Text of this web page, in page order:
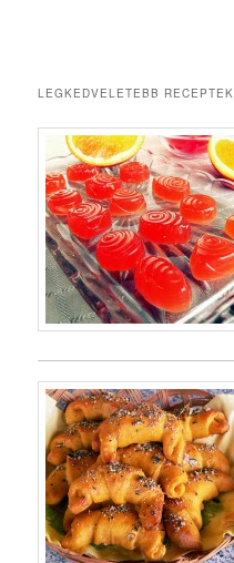
LEGKEDVELETEBB RECEPTEK